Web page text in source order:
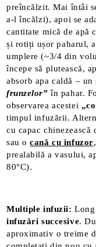
preîncălzit. Mai întâi
a-l încălzi), apoi se
cantitate mică de apă
și rotiți ușor paharul,
umplere (~3/4 din
începe să plutească,
absorb apa caldă –
frunzelor” în pahar.
observarea acestei
timpul infuzării​.
cu capac
sau ocană cu infuzor
prealabilă a vasului,
80°C).
Multiple infuzii: Long
infuzări succesive.
aproximativ o treime